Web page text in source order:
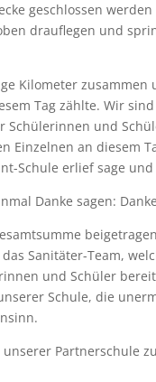
geschlossen
drauflegen und
Kilometer
Tag zählte. Wir
Schülerinnen und
Einzelnen an diesem
Schule erlief sage und
Danke sagen:
Sanitäter-Team,
und Schüler
Schule, die
Partnerschule